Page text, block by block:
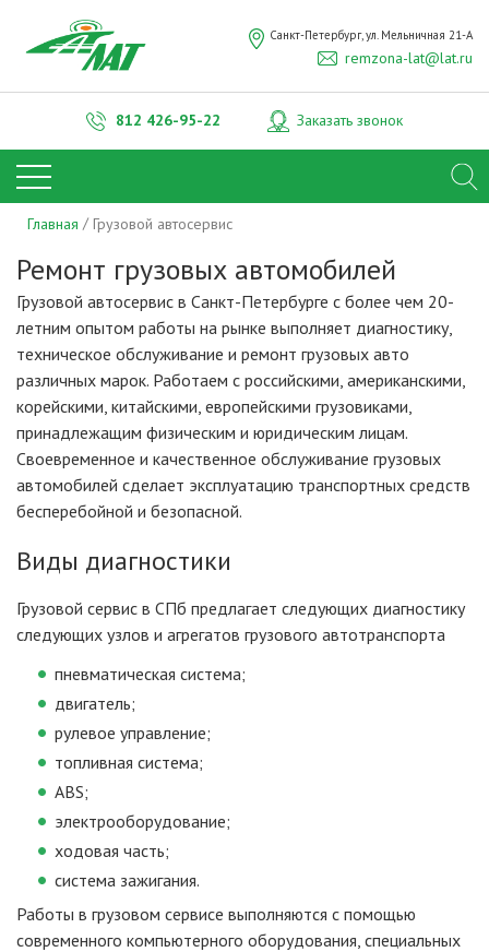
812 426-95-22 Заказать звонок
Санкт-Петербург, ул. Мельничная 21-А
remzona-lat@lat.ru
Главная Грузовой автосервис
Ремонт грузовых автомобилей
Грузовой автосервис в Санкт-Петербурге с более чем 20-
летним опытом работы на рынке выполняет диагностику,
техническое обслуживание и ремонт грузовых авто
различных марок. Работаем с российскими, американскими,
корейскими, китайскими, европейскими грузовиками,
принадлежащим физическим и юридическим лицам.
Своевременное и качественное обслуживание грузовых
автомобилей сделает эксплуатацию транспортных средств
бесперебойной и безопасной.
Виды диагностики
Грузовой сервис в СПб предлагает следующих диагностику
следующих узлов и агрегатов грузового автотранспорта
пневматическая система;
двигатель;
рулевое управление;
топливная система;
ABS;
электрооборудование;
ходовая часть;
система зажигания.
Работы в грузовом сервисе выполняются с помощью
современного компьютерного оборудования, специальных